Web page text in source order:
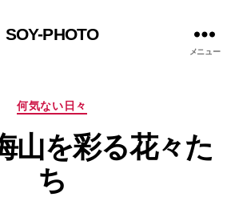
SOY-PHOTO
メニュー
カ
ゴ
リ
ー
何気ない日々
山を彩る花々た
ち